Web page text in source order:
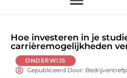
Hoe investeren in je
carrièremogelijkheden
ONDERWIJS
Gepubliceerd Door: